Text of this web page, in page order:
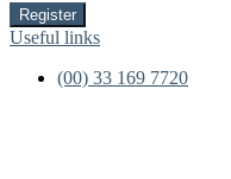
Register
Useful links
(00) 33 169 7720